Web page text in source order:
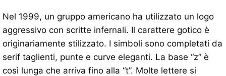
Nel 1999, un gruppo americano ha utilizzato un logo
aggressivo con scritte infernali. Il carattere gotico è
originariamente stilizzato. I simboli sono completati da
serif taglienti, punte e curve eleganti. La base “z” è
così lunga che arriva fino alla “t”. Molte lettere si